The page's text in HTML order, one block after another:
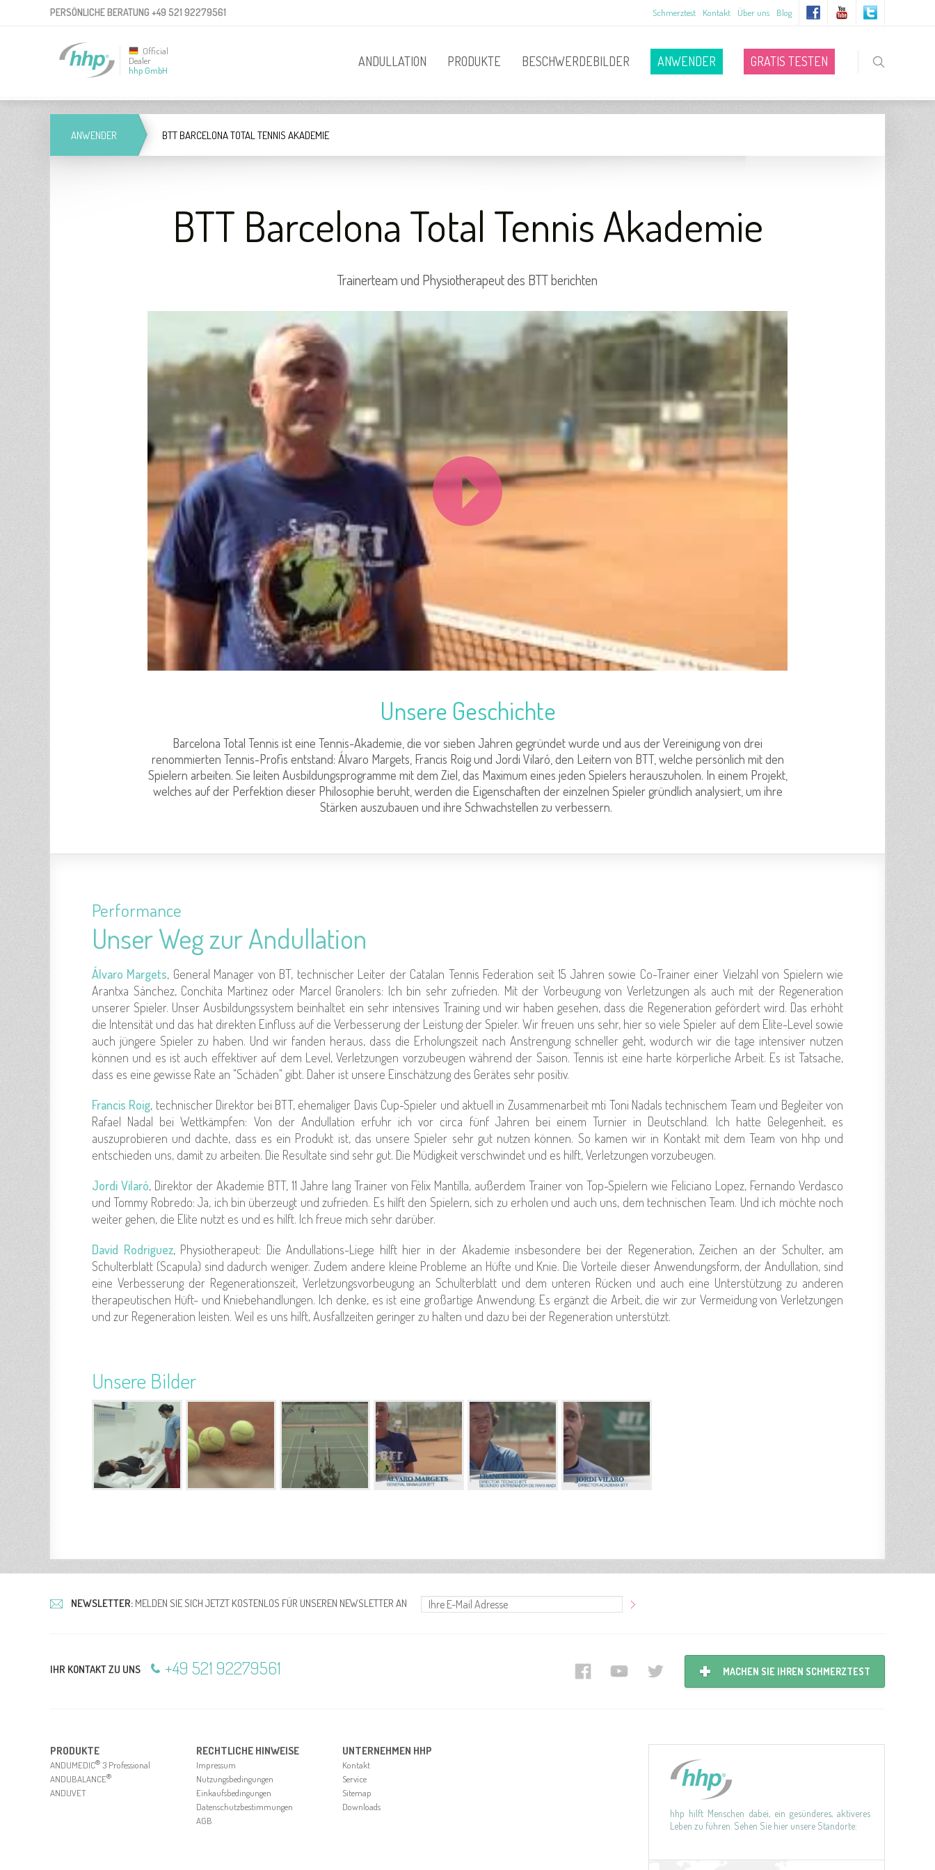
Schmerztest Kontakt Über uns Blog
PERSÖNLICHE BERATUNG +49 521 92279561
Official
Dealer
hhp GmbH
ANDULLATION PRODUKTE BESCHWERDEBILDER ANWENDER GRATIS TESTEN
ANWENDER BTT BARCELONA TOTAL TENNIS AKADEMIE
BTT Barcelona Total Tennis Akademie
Trainerteam und Physiotherapeut des BTT berichten
Unsere Geschichte
Barcelona Total Tennis ist eine Tennis-Akademie, die vor sieben Jahren gegründet wurde und aus der Vereinigung von drei
renommierten Tennis-Profis entstand: Álvaro Margets, Francis Roig und Jordi Vilaró, den Leitern von BTT, welche persönlich mit den
Spielern arbeiten. Sie leiten Ausbildungsprogramme mit dem Ziel, das Maximum eines jeden Spielers herauszuholen. In einem Projekt,
welches auf der Perfektion dieser Philosophie beruht, werden die Eigenschaften der einzelnen Spieler gründlich analysiert, um ihre
Stärken auszubauen und ihre Schwachstellen zu verbessern.
Performance
Unser Weg zur Andullation
Álvaro Margets, General Manager von BT, technischer Leiter der Catalan Tennis Federation seit 15 Jahren sowie Co-Trainer einer Vielzahl von Spielern wie
Arantxa Sánchez, Conchita Martinez oder Marcel Granolers: Ich bin sehr zufrieden. Mit der Vorbeugung von Verletzungen als auch mit der Regeneration
unserer Spieler. Unser Ausbildungssystem beinhaltet ein sehr intensives Training und wir haben gesehen, dass die Regeneration gefördert wird. Das erhöht
die Intensität und das hat direkten Einfluss auf die Verbesserung der Leistung der Spieler. Wir freuen uns sehr, hier so viele Spieler auf dem Elite-Level sowie
auch jüngere Spieler zu haben. Und wir fanden heraus, dass die Erholungszeit nach Anstrengung schneller geht, wodurch wir die tage intensiver nutzen
können und es ist auch effektiver auf dem Level, Verletzungen vorzubeugen während der Saison. Tennis ist eine harte körperliche Arbeit. Es ist Tatsache,
dass es eine gewisse Rate an "Schäden" gibt. Daher ist unsere Einschätzung des Gerätes sehr positiv.
Francis Roig, technischer Direktor bei BTT, ehemaliger Davis Cup-Spieler und aktuell in Zusammenarbeit mti Toni Nadals technischem Team und Begleiter von
Rafael Nadal bei Wettkämpfen: Von der Andullation erfuhr ich vor circa fünf Jahren bei einem Turnier in Deutschland. Ich hatte Gelegenheit, es
auszuprobieren und dachte, dass es ein Produkt ist, das unsere Spieler sehr gut nutzen können. So kamen wir in Kontakt mit dem Team von hhp und
entschieden uns, damit zu arbeiten. Die Resultate sind sehr gut. Die Müdigkeit verschwindet und es hilft, Verletzungen vorzubeugen.
Jordi Vilaró, Direktor der Akademie BTT, 11 Jahre lang Trainer von Félix Mantilla, außerdem Trainer von Top-Spielern wie Feliciano Lopez, Fernando Verdasco
und Tommy Robredo: Ja, ich bin überzeugt und zufrieden. Es hilft den Spielern, sich zu erholen und auch uns, dem technischen Team. Und ich möchte noch
weiter gehen, die Elite nutzt es und es hilft. Ich freue mich sehr darüber.
David Rodriguez, Physiotherapeut: Die Andullations-Liege hilft hier in der Akademie insbesondere bei der Regeneration, Zeichen an der Schulter, am
Schulterblatt (Scapula) sind dadurch weniger. Zudem andere kleine Probleme an Hüfte und Knie. Die Vorteile dieser Anwendungsform, der Andullation, sind
eine Verbesserung der Regenerationszeit, Verletzungsvorbeugung an Schulterblatt und dem unteren Rücken und auch eine Unterstützung zu anderen
therapeutischen Hüft- und Kniebehandlungen. Ich denke, es ist eine großartige Anwendung. Es ergänzt die Arbeit, die wir zur Vermeidung von Verletzungen
und zur Regeneration leisten. Weil es uns hilft, Ausfallzeiten geringer zu halten und dazu bei der Regeneration unterstützt.
Unsere Bilder
NEWSLETTER: MELDEN SIE SICH JETZT KOSTENLOS FÜR UNSEREN NEWSLETTER AN
IHR KONTAKT ZU UNS +49 521 92279561 MACHEN SIE IHREN SCHMERZTEST
PRODUKTE
ANDUMEDIC® 3 Professional
ANDUBALANCE®
ANDUVET
RECHTLICHE HINWEISE
Impressum
Nutzungsbedingungen
Einkaufsbedingungen
Datenschutzbestimmungen
AGB
UNTERNEHMEN HHP
Kontakt
Service
Sitemap
Downloads
hhp hilft Menschen dabei, ein gesünderes, aktiveres
Leben zu führen. Sehen Sie hier unsere Standorte: